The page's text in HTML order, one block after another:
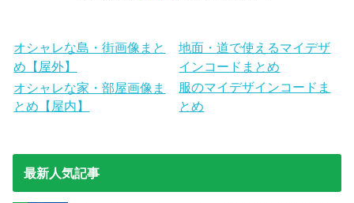
オシャレな島・街画像まと
め【屋外】
地面・道で使えるマイデザ
インコードまとめ
オシャレな家・部屋画像ま
とめ【屋内】
服のマイデザインコードま
とめ
最新人気記事